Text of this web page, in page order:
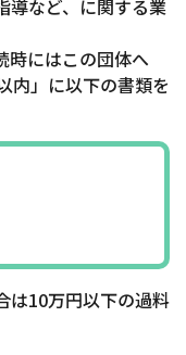
導など、に関する業
時にはこの団体へ
内」に以下の書類を
は10万円以下の過料